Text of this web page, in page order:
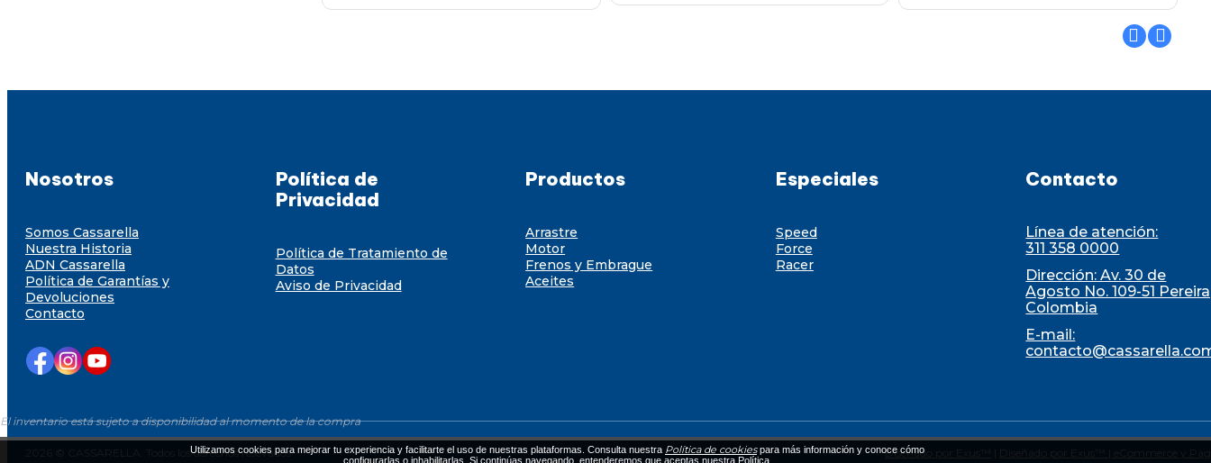
El inventario está sujeto a disponibilidad al momento de la compra
Nosotros
Somos Cassarella
Nuestra Historia
ADN Cassarella
Política de Garantías y
Devoluciones
Contacto
Política de
Privacidad
Política de Tratamiento de
Datos
Aviso de Privacidad
Productos
Arrastre
Motor
Frenos y Embrague
Aceites
Especiales
Speed
Force
Racer
Contacto
Línea de atención:
311 358 0000
Dirección: Av. 30 de
Agosto No. 109-51
Colombia
E-mail:
2026 © CASSARELLA. Todos los derechos resevados Diseñado por Exus™ Diseñado por Exus™ | eCommerce y
Utilizamos cookies para mejorar tu experiencia y facilitarte el uso de nuestras plataformas. Consulta nuestra Política de cookiespara más información y conoce cómo
configurarlas o inhabilitarlas. Si continúas navegando, entenderemos que aceptas nuestra Política.